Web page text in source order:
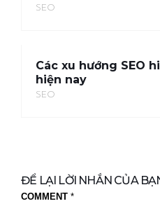
SEO
Các xu hướng SEO
hiện nay
SEO
ĐỂ LẠI LỜI NHẮN CỦA
COMMENT *